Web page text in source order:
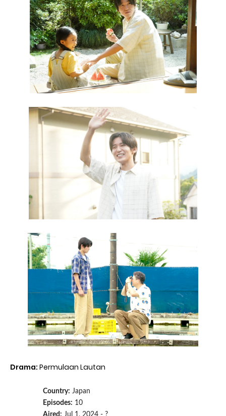
Drama: Permulaan Lautan
Country: Japan
Episodes: 10
Aired: Jul 1, 2024 - ?